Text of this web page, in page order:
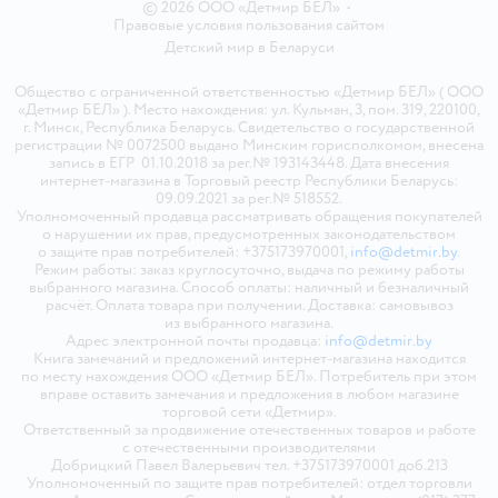
© 2026 ООО «Детмир БЕЛ» •
Правовые условия пользования сайтом
Детский мир в Беларуси
Общество с ограниченной ответственностью «Детмир БЕЛ» ( ООО
«Детмир БЕЛ» ). Место нахождения: ул. Кульман, 3, пом. 319, 220100,
г. Минск, Республика Беларусь. Свидетельство о государственной
регистрации № 0072500 выдано Минским горисполкомом, внесена
запись в ЕГР 01.10.2018 за рег.№ 193143448. Дата внесения
интернет-магазина в Торговый реестр Республики Беларусь:
09.09.2021 за рег.№ 518552.
Уполномоченный продавца рассматривать обращения покупателей
о нарушении их прав, предусмотренных законодательством
о защите прав потребителей: +375173970001, info@detmir.by.
Режим работы: заказ круглосуточно, выдача по режиму работы
выбранного магазина. Способ оплаты: наличный и безналичный
расчёт. Оплата товара при получении. Доставка: самовывоз
из выбранного магазина.
Адрес электронной почты продавца: info@detmir.by
Книга замечаний и предложений интернет-магазина находится
по месту нахождения ООО «Детмир БЕЛ». Потребитель при этом
вправе оставить замечания и предложения в любом магазине
торговой сети «Детмир».
Ответственный за продвижение отечественных товаров и работе
с отечественными производителями
Добрицкий Павел Валерьевич тел. +375173970001 доб.213
Уполномоченный по защите прав потребителей: отдел торговли